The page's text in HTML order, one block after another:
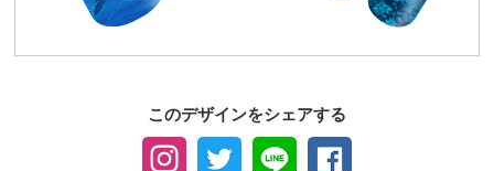
このデザインをシェアする